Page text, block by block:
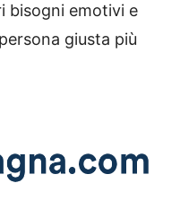
bisogni emotivi e
giusta più